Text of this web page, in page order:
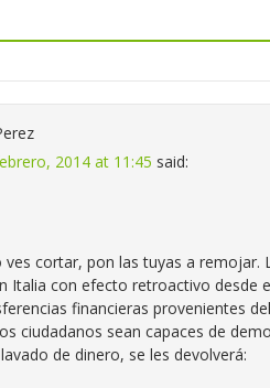
2014 at 11:45 said:
ves cortar, pon las tuyas a remojar.
Italia con efecto retroactivo desde
financieras provenientes
ciudadanos sean capaces de
de dinero, se les devolverá: